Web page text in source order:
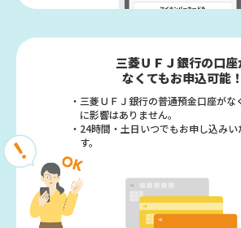
三菱ＵＦＪ銀行の口座
なくてもお申込可能！
・三菱ＵＦＪ銀行の普通預金口座がな
に影響はありません。
・24時間・土日いつでもお申し込みい
す。